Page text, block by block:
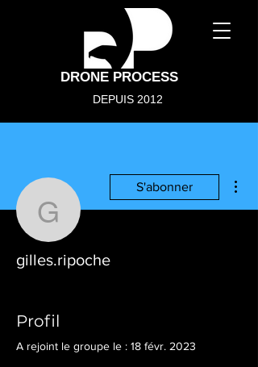
DRONE PROCESS
DEPUIS 2012
gilles.ripoche
S'abonner
gilles.ripoche
Profil
A rejoint le groupe le : 18 févr. 2023